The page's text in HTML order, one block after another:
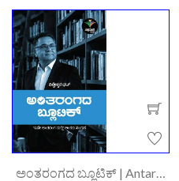
ಅಂತರಂಗದ ಬ್ಲೂಟಿಕ್ | Antarangada Blutik